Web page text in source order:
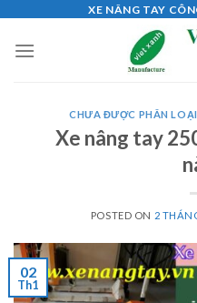
content
XE NÂNG TAY
CHƯA ĐƯỢC PHÂN LOẠI
Xe nâng tay
POSTED ON 2
02
Th1